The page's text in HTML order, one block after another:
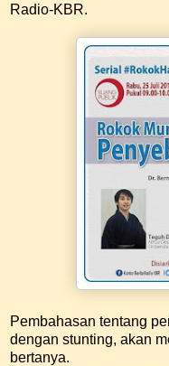
Radio-KBR.
Pembahasan tentang
dengan stunting, akan
bertanya.